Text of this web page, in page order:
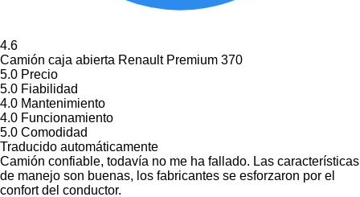
4.6
Camión caja abierta Renault Premium 370
5.0 Precio
5.0 Fiabilidad
4.0 Mantenimiento
4.0 Funcionamiento
5.0 Comodidad
Traducido automáticamente
Camión confiable, todavía no me ha fallado. Las características
de manejo son buenas, los fabricantes se esforzaron por el
confort del conductor.